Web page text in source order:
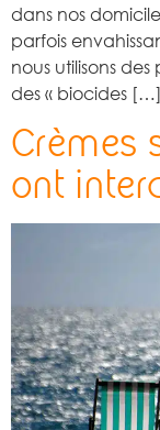
dans nos
parfois
nous utilisons
des « biocides […]
Crèmes
ont